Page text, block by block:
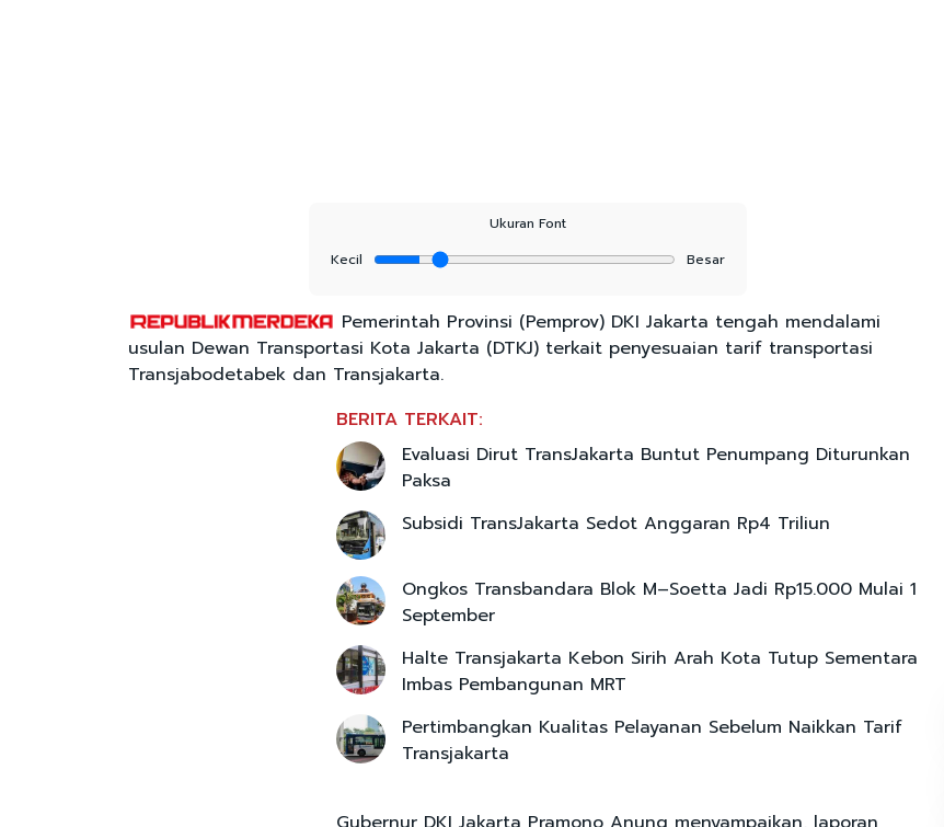
Ukuran Font
Kecil
Besar
Pemerintah Provinsi (Pemprov) DKI Jakarta tengah mendalami
usulan Dewan Transportasi Kota Jakarta (DTKJ) terkait penyesuaian tarif transportasi
Transjabodetabek dan Transjakarta.
BERITA TERKAIT:
Evaluasi Dirut TransJakarta Buntut Penumpang Diturunkan
Paksa
Subsidi TransJakarta Sedot Anggaran Rp4 Triliun
Ongkos Transbandara Blok M–Soetta Jadi Rp15.000 Mulai 1
September
Halte Transjakarta Kebon Sirih Arah Kota Tutup Sementara
Imbas Pembangunan MRT
Pertimbangkan Kualitas Pelayanan Sebelum Naikkan Tarif
Transjakarta